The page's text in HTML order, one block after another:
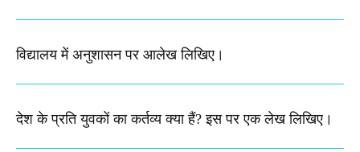
विद्यालय में अनुशासन पर आलेख लिखिए।
देश के प्रति युवकों का कर्तव्य क्या हैं? इस पर एक लेख लिखिए।